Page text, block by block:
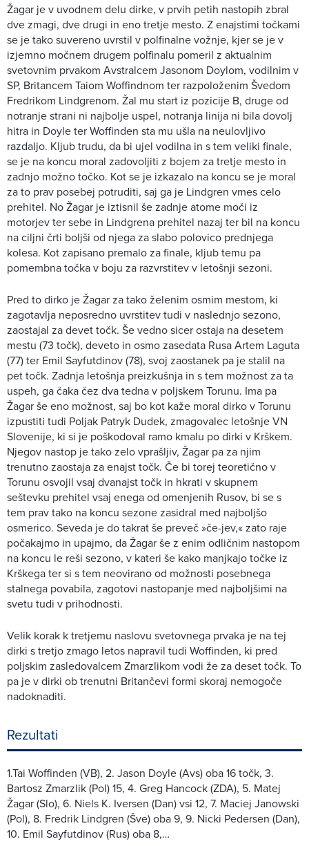
Žagar je v uvodnem delu dirke, v prvih petih nastopih zbral
dve zmagi, dve drugi in eno tretje mesto. Z enajstimi točkami
se je tako suvereno uvrstil v polfinalne vožnje, kjer se je v
izjemno močnem drugem polfinalu pomeril z aktualnim
svetovnim prvakom Avstralcem Jasonom Doylom, vodilnim v
SP, Britancem Taiom Woffindnom ter razpoloženim Švedom
Fredrikom Lindgrenom. Žal mu start iz pozicije B, druge od
notranje strani ni najbolje uspel, notranja linija ni bila dovolj
hitra in Doyle ter Woffinden sta mu ušla na neulovljivo
razdaljo. Kljub trudu, da bi ujel vodilna in s tem veliki finale,
se je na koncu moral zadovoljiti z bojem za tretje mesto in
zadnjo možno točko. Kot se je izkazalo na koncu se je moral
za to prav posebej potruditi, saj ga je Lindgren vmes celo
prehitel. No Žagar je iztisnil še zadnje atome moči iz
motorjev ter sebe in Lindgrena prehitel nazaj ter bil na koncu
na ciljni črti boljši od njega za slabo polovico prednjega
kolesa. Kot zapisano premalo za finale, kljub temu pa
pomembna točka v boju za razvrstitev v letošnji sezoni.
Pred to dirko je Žagar za tako želenim osmim mestom, ki
zagotavlja neposredno uvrstitev tudi v naslednjo sezono,
zaostajal za devet točk. Še vedno sicer ostaja na desetem
mestu (73 točk), deveto in osmo zasedata Rusa Artem Laguta
(77) ter Emil Sayfutdinov (78), svoj zaostanek pa je stalil na
pet točk. Zadnja letošnja preizkušnja in s tem možnost za ta
uspeh, ga čaka čez dva tedna v poljskem Torunu. Ima pa
Žagar še eno možnost, saj bo kot kaže moral dirko v Torunu
izpustiti tudi Poljak Patryk Dudek, zmagovalec letošnje VN
Slovenije, ki si je poškodoval ramo kmalu po dirki v Krškem.
Njegov nastop je tako zelo vprašljiv, Žagar pa za njim
trenutno zaostaja za enajst točk. Če bi torej teoretično v
Torunu osvojil vsaj dvanajst točk in hkrati v skupnem
seštevku prehitel vsaj enega od omenjenih Rusov, bi se s
tem prav tako na koncu sezone zasidral med najboljšo
osmerico. Seveda je do takrat še preveč »če-jev,« zato raje
počakajmo in upajmo, da Žagar še z enim odličnim nastopom
na koncu le reši sezono, v kateri še kako manjkajo točke iz
Krškega ter si s tem neovirano od možnosti posebnega
stalnega povabila, zagotovi nastopanje med najboljšimi na
svetu tudi v prihodnosti.
Velik korak k tretjemu naslovu svetovnega prvaka je na tej
dirki s tretjo zmago letos napravil tudi Woffinden, ki pred
poljskim zasledovalcem Zmarzlikom vodi že za deset točk. To
pa je v dirki ob trenutni Britančevi formi skoraj nemogoče
nadoknaditi.
Rezultati
1.Tai Woffinden (VB), 2. Jason Doyle (Avs) oba 16 točk, 3.
Bartosz Zmarzlik (Pol) 15, 4. Greg Hancock (ZDA), 5. Matej
Žagar (Slo), 6. Niels K. Iversen (Dan) vsi 12, 7. Maciej Janowski
(Pol), 8. Fredrik Lindgren (Šve) oba 9, 9. Nicki Pedersen (Dan),
10. Emil Sayfutdinov (Rus) oba 8,…